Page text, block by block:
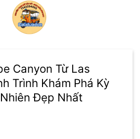
Canyon Từ Las
Trình Khám Phá Kỳ
Đẹp Nhất